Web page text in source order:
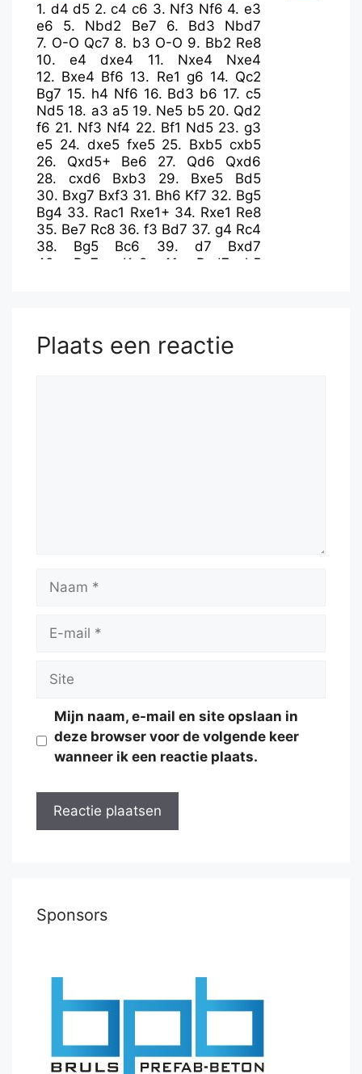
1. d4 d5 2.c4 c6 3. Nf3 Nf6 4.e3
e6
5. Nbd2 Be7 6. Bd3
Nbd7
7. O-O Qc7 8. b3 O-O 9. Bb2 Re8
10.e4 dxe4 11. Nxe4
Nxe4
12. Bxe4 Bf6 13. Re1 g6 14. Qc2
Bg7 15. h4 Nf6 16. Bd3 b6 17. c5
Nd5 18. a3 a5 19. Ne5 b5 20. Qd2
f6 21. Nf3 Nf4 22. Bf1 Nd5 23. g3
e5 24. dxe5 fxe5 25. Bxb5 cxb5
26. Qxd5+ Be6 27. Qd6
Qxd6
28. cxd6 Bxb3 29. Bxe5
Bd5
30. Bxg7 Bxf3 31. Bh6 Kf7 32. Bg5
Bg4 33. Rac1 Rxe1+ 34. Rxe1 Re8
35. Be7 Rc8 36. f3 Bd7 37. g4 Rc4
38. Bg5 Bc6 39. d7
Bxd7
40. Re7+ Kg8 41. Rxd7
h5
52.Kd4 Kc6 53.Kc4
Plaats een reactie
Naam
Site
Mijn naam, e-mail en site opslaan in
deze browser voor de volgende keer
wanneer ik een reactie plaats.
Sponsors